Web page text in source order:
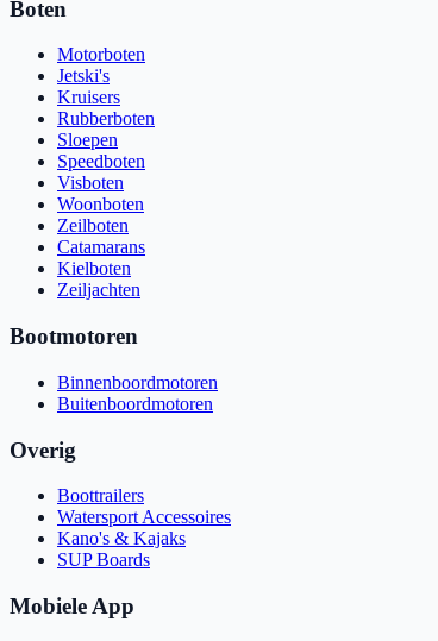
Boten
Motorboten
Jetski's
Kruisers
Rubberboten
Sloepen
Speedboten
Visboten
Woonboten
Zeilboten
Catamarans
Kielboten
Zeiljachten
Bootmotoren
Binnenboordmotoren
Buitenboordmotoren
Overig
Boottrailers
Watersport Accessoires
Kano's & Kajaks
SUP Boards
Mobiele App